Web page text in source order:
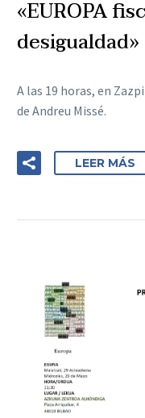
«EUROPA
desigualdad»
A las 19 horas, en
de Andreu Missé.
LEER MÁS